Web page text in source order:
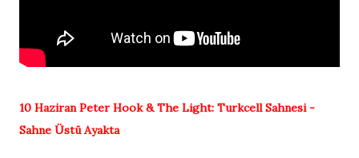
10 HaziranPeter Hook & The Light: Turkcell Sahnesi -
Sahne Üstü Ayakta